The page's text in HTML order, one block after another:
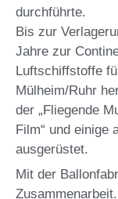
durchführte.
Bis zur
Jahre zur
Luftschiffstoffe
Mülheim/Ruhr
der „Fliegende
Film“ und einige
ausgerüstet.
Mit der
Zusammenarbeit.